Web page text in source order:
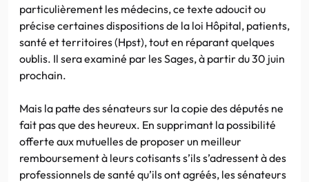
particulièrement les médecins, ce texte adoucit ou
précise certaines dispositions de la loi Hôpital, patients,
santé et territoires (Hpst), tout en réparant quelques
oublis. Il sera examiné par les Sages, à partir du 30 juin
prochain.
Mais la patte des sénateurs sur la copie des députés ne
fait pas que des heureux. En supprimant la possibilité
offerte aux mutuelles de proposer un meilleur
remboursement à leurs cotisants s’ils s’adressent à des
professionnels de santé qu’ils ont agréés, les sénateurs